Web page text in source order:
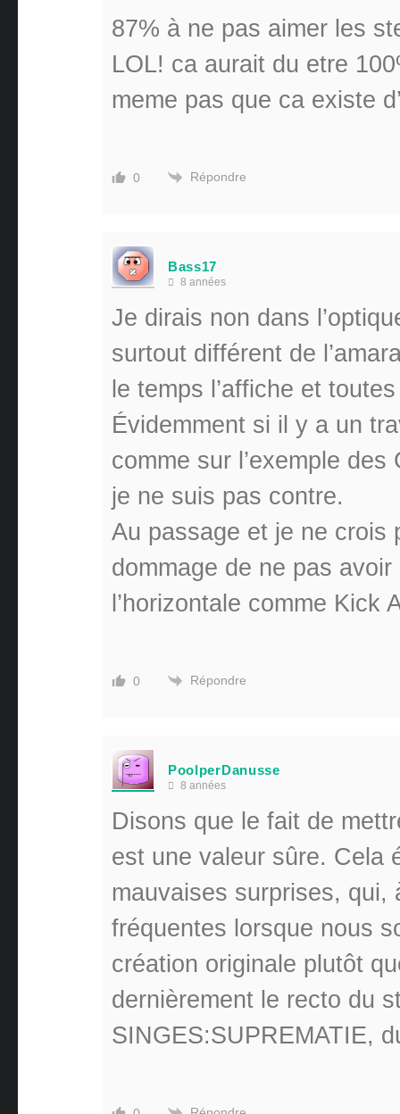
87% à ne pas aimer les
LOL! ca aurait du etre
meme pas que ca existe
0 Répondre
Bass17
8 années
Je dirais non dans
surtout différent de
le temps l’affiche et
Évidemment si il y a un
comme sur l’exemple
je ne suis pas contre.
Au passage et je ne crois
dommage de ne pas
l’horizontale comme Kick
0 Répondre
PoolperDanusse
8 années
Disons que le fait de
est une valeur sûre. Cela
mauvaises surprises, qui,
fréquentes lorsque nous
création originale plutôt
dernièrement le recto du
SINGES:SUPREMATIE,